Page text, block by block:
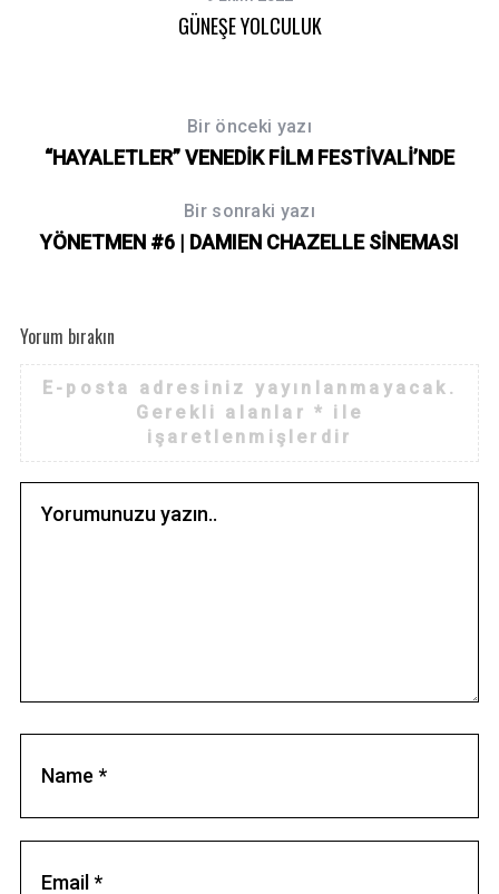
GÜNEŞE YOLCULUK
Bir önceki yazı
“HAYALETLER” VENEDİK FİLM FESTİVALİ’NDE
Bir sonraki yazı
YÖNETMEN #6 | DAMIEN CHAZELLE SİNEMASI
Yorum bırakın
E-posta adresiniz yayınlanmayacak.
Gerekli alanlar* ile
işaretlenmişlerdir